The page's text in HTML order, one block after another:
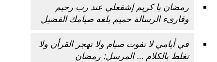
رمضان يا كريم إشفعلي عند رب رحيم
وقارىء الرسالة حميم بلغه صيامك الفضيل
في أيامي لا تفوت صيام ولا تهجر القرأن ولا
تغلط بالكلام … المرسل: رمضان